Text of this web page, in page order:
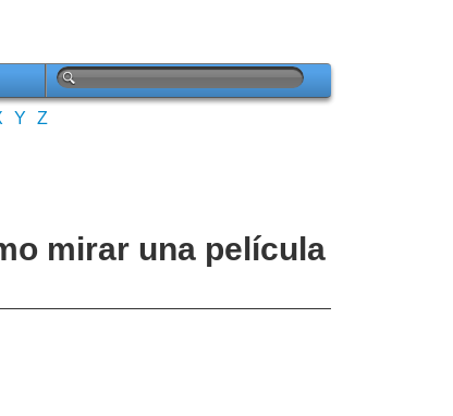
Y Z
mirar una película